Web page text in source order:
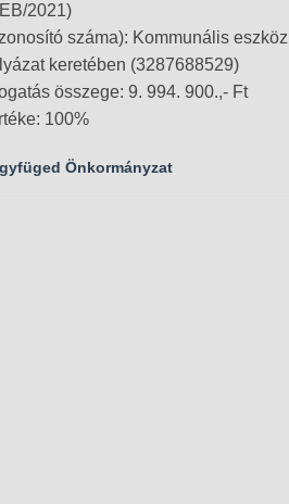
2021)
száma): Kommunális
keretében (3287688529)
összege: 9. 994. 900.,- Ft
100%
Önkormányzat